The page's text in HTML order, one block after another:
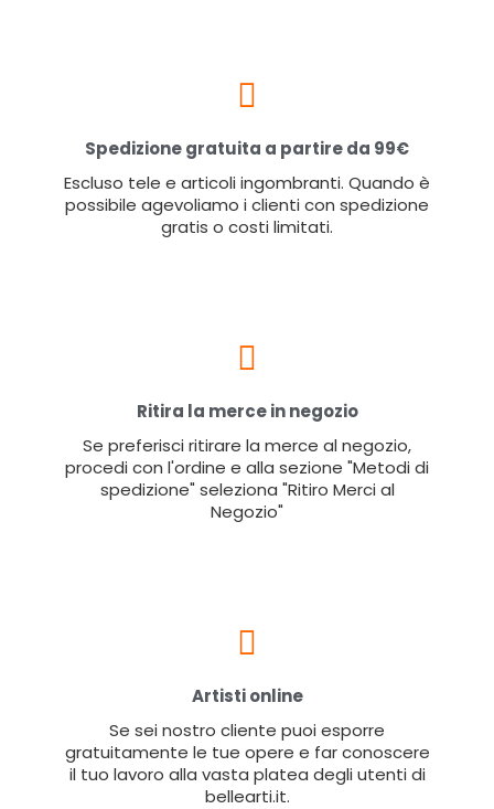
Spedizione gratuita a partire da 99€
Escluso tele e articoli ingombranti. Quando è
possibile agevoliamo i clienti con spedizione
gratis o costi limitati.
Ritira la merce in negozio
Se preferisci ritirare la merce al negozio,
procedi con l'ordine e alla sezione "Metodi di
spedizione" seleziona "Ritiro Merci al
Negozio"
Artisti online
Se sei nostro cliente puoi esporre
gratuitamente le tue opere e far conoscere
il tuo lavoro alla vasta platea degli utenti di
bellearti.it.